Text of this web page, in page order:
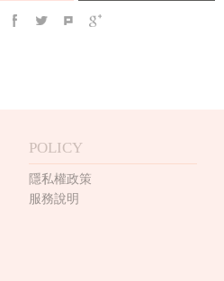
POLICY
隱私權政策
服務說明